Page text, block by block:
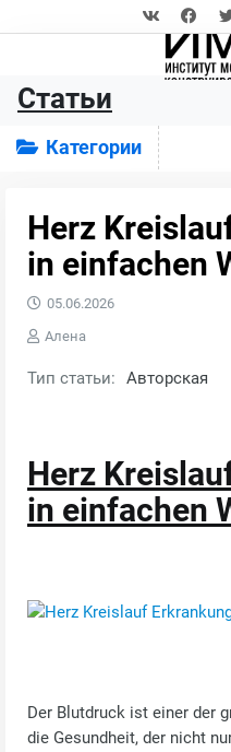
Статьи
Категории
Herz
in einfachen
05.06.2026
Алена
Тип статьи: Авторская
Herz
in einfachen
Der Blutdruck ist einer der
die Gesundheit, der nicht